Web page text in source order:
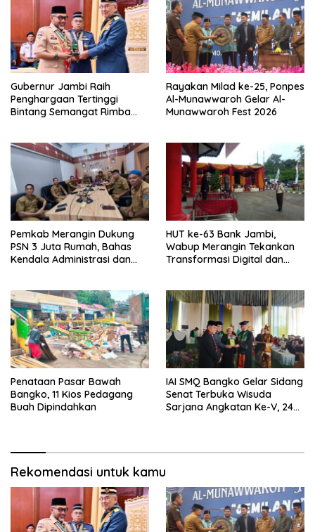
Gubernur Jambi Raih
Penghargaan Tertinggi
Bintang Semangat Rimba
Rayakan Milad ke-25, Ponpes
Al-Munawwaroh Gelar Al-
Munawwaroh Fest 2026
Pemkab Merangin Dukung
PSN 3 Juta Rumah, Bahas
Kendala Administrasi dan
HUT ke-63 Bank Jambi,
Wabup Merangin Tekankan
Transformasi Digital dan
Penataan Pasar Bawah
Bangko, 11 Kios Pedagang
Buah Dipindahkan
IAI SMQ Bangko Gelar Sidang
Senat Terbuka Wisuda
Sarjana Angkatan Ke-V, 243
Rekomendasi untuk kamu